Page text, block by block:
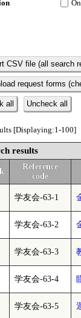
CSV file (all search
request forms
all Uncheck all
[Displaying:1-100]
results
Reference
code
学友会-63-1
学友会-63-2
学友会-63-3
学友会-63-4
学友会-63-5